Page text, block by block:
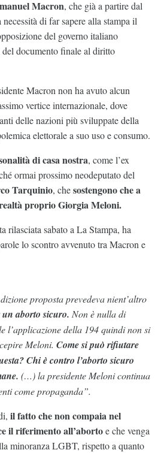
Macron, che già a partire dal
di far sapere alla stampa il
del governo italiano
documento finale al diritto
Macron non ha avuto alcun
vertice internazionale, dove
delle nazioni più sviluppate della
elettorale a suo uso e consumo.
di casa nostra, come l’ex
ormai prossimo neodeputato del
Tarquinio, chesostengono che a
proprio Giorgia Meloni.
rilasciata sabato a La Stampa, ha
lo scontro avvenuto tra Macron e
proposta prevedeva nient’altro
aborto sicuro. Non è nulla di
l’applicazione della 194 quindi non si
Meloni. Come si può rifiutare
Chi è contro l’aborto sicuro
(…) la presidente Meloni continua
come propaganda”.
il fatto che non compaia nel
il riferimento all’abortoe che venga
minoranza LGBT, rispetto a quanto